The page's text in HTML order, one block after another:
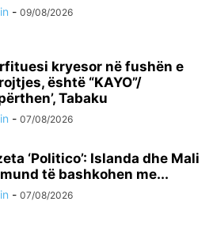
- 09/08/2026
kryesor në fushën e
është “KAYO”/
Tabaku
- 07/08/2026
‘Politico’: Islanda dhe Mali
të bashkohen me...
- 07/08/2026